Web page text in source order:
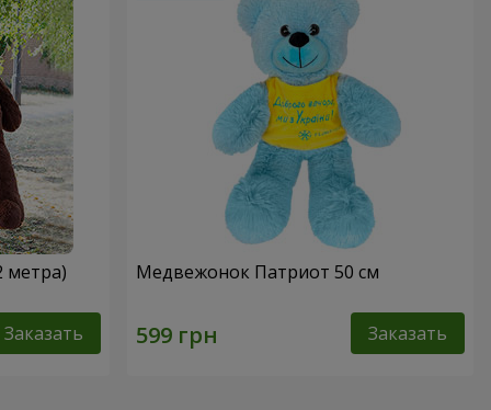
метра)
Заказать
Медвежонок Патриот 50 см
Заказать